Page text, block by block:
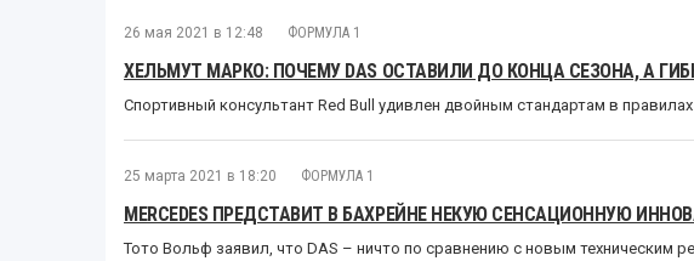
26 мая 2021 в 12:48 ФОРМУЛА 1
ХЕЛЬМУТ МАРКО: ПОЧЕМУ DAS ОСТАВИЛИ ДО КОНЦА СЕЗОНА, А
Спортивный консультант Red Bull удивлен двойным стандартам в правилах
25 марта 2021 в 18:20 ФОРМУЛА 1
MERCEDES ПРЕДСТАВИТ В БАХРЕЙНЕ НЕКУЮ СЕНСАЦИОННУЮ
Тото Вольф заявил, что DAS – ничто по сравнению с новым техническим